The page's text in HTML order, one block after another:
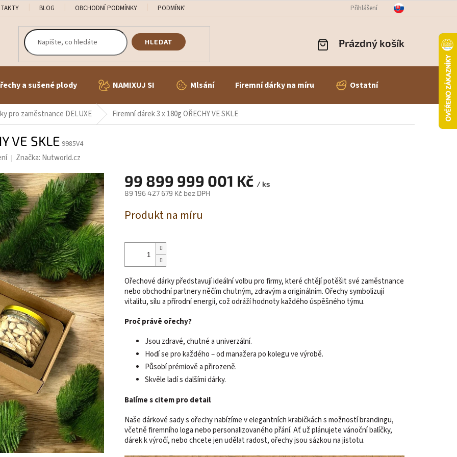
BLOG OBCHODNÍ PODMÍNKY PODMÍNKY OCHRANY OSOBNÍCH ÚDAJŮ ODSTOUPENÍ OD SMLOUVY REKLAMACE ZBOŽÍ
Přihlášení
HLEDAT
NÁKUPNÍ
Prázdný košík
a sušené plody NAMIXUJ SI Mlsání Firemní dárky na míru Ostatní
pro zaměstnance DELUXE Firemní dárek 3 x 180g OŘECHY VE SKLE
VE SKLE 9985V4
Značka: Nutworld.cz
99 899 999 001 Kč / ks
89 196 427 679 Kč bez DPH
cena:
Produkt na míru
Ořechové dárky představují ideální volbu pro firmy, které chtějí potěšit své zaměstnance
nebo obchodní partnery něčím chutným, zdravým a originálním. Ořechy symbolizují
vitalitu, sílu a přírodní energii, což odráží hodnoty každého úspěšného týmu.
Proč právě ořechy?
Jsou zdravé, chutné a univerzální.
Hodí se pro každého – od manažera po kolegu ve výrobě.
Působí prémiově a přirozeně.
Skvěle ladí s dalšími dárky.
Balíme s citem pro detail
Naše dárkové sady s ořechy nabízíme v elegantních krabičkách s možností brandingu,
včetně firemního loga nebo personalizovaného přání. Ať už plánujete vánoční balíčky,
dárek k výročí, nebo chcete jen udělat radost, ořechy jsou sázkou na jistotu.